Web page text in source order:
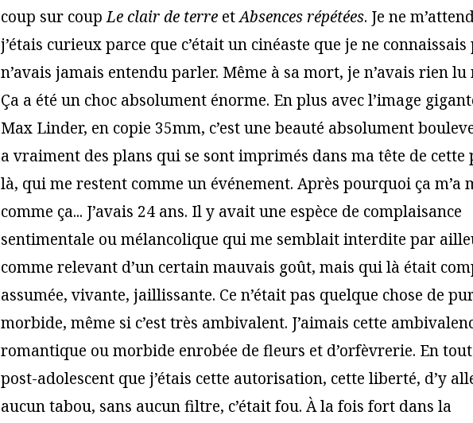
coup sur coupLe clair de terre etAbsences répétées. Je ne
j’étais curieux parce que c’était un cinéaste que je ne connaissais
n’avais jamais entendu parler. Même à sa mort, je n’avais rien lu
Ça a été un choc absolument énorme. En plus avec l’image
Max Linder, en copie 35mm, c’est une beauté absolument
a vraiment des plans qui se sont imprimés dans ma tête de cette
là, qui me restent comme un événement. Après pourquoi ça m’a
comme ça... J’avais 24 ans. Il y avait une espèce de complaisance
sentimentale ou mélancolique qui me semblait interdite par
comme relevant d’un certain mauvais goût, mais qui là était
assumée, vivante, jaillissante. Ce n’était pas quelque chose de
morbide, même si c’est très ambivalent. J’aimais cette
romantique ou morbide enrobée de fleurs et d’orfèvrerie. En
post-adolescent que j’étais cette autorisation, cette liberté, d’y
aucun tabou, sans aucun filtre, c’était fou. À la fois fort dans la